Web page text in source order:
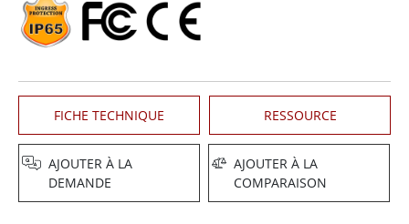
FICHE TECHNIQUE RESSOURCE
AJOUTER À LA
DEMANDE
AJOUTER À LA
COMPARAISON